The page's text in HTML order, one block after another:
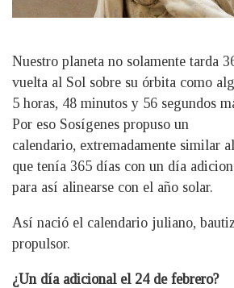
Nuestro planeta no solamente tarda
vuelta al Sol sobre su órbita como
5 horas, 48 minutos y 56 segundos
Por eso Sosígenes propuso un
calendario, extremadamente similar
que tenía 365 días con un día
para así alinearse con el año solar.
Así nació el calendario juliano,
propulsor.
¿Un día adicional el 24 de febrero?